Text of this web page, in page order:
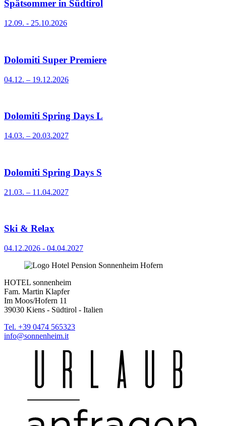
Spätsommer in Südtirol
12.09. - 25.10.2026
Dolomiti Super Premiere
04.12. – 19.12.2026
Dolomiti Spring Days L
14.03. – 20.03.2027
Dolomiti Spring Days S
21.03. – 11.04.2027
Ski & Relax
04.12.2026 - 04.04.2027
HOTEL sonnenheim
Fam. Martin Klapfer
Im Moos/Hofern 11
39030 Kiens - Südtirol - Italien
Tel. +39 0474 565323
info@sonnenheim.it